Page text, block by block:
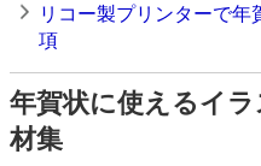
リコー製プリンターで
項
年賀状に使えるイ
材集